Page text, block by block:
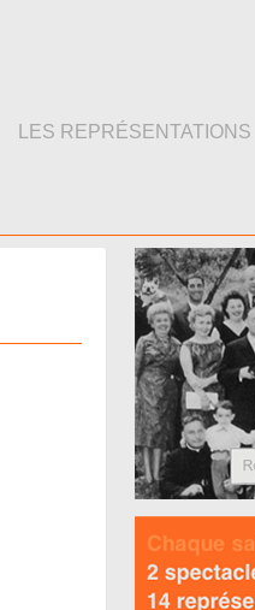
LES REPRÉSENTATIONS